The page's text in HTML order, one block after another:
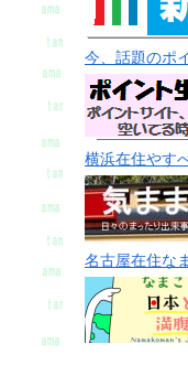
今、話題のポ
横浜在住やす
名古屋在住な